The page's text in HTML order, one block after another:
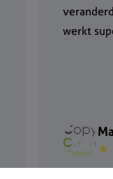
werkt
★